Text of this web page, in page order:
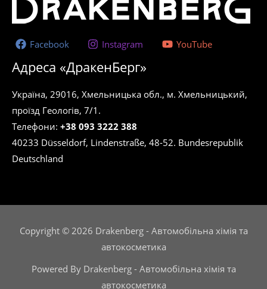
Facebook Instagram YouTube
Адреса «ДракенБерг»
Україна, 29016, Хмельницька обл., м. Хмельницький,
проїзд Геологів, 7/1.
Телефони: +38 093 3222 388
40233 Düsseldorf, Lindenstraße, 48-52. Bundesrepublik
Deutschland
Copyright © 2026 Drakenberg - Автомобільна хімія та
автокосметика
Powered By Drakenberg - Автомобільна хімія та
автокосметика